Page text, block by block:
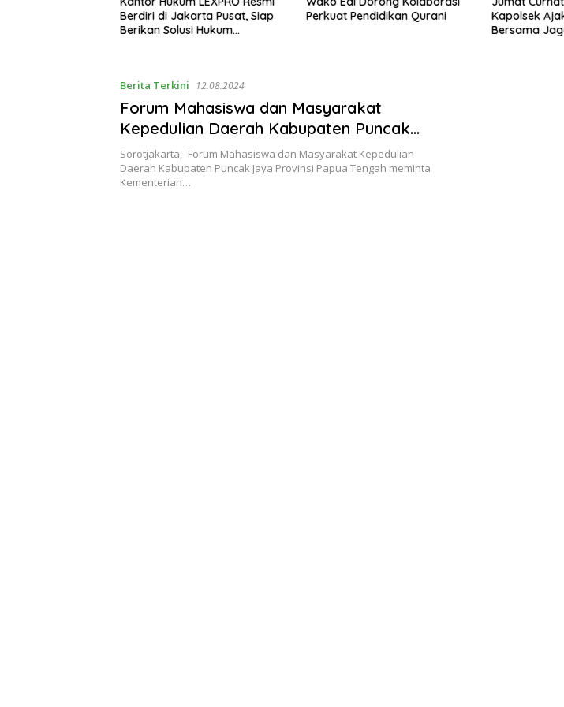
Berdiri di Jakarta Pusat, Siap
Berikan Solusi Hukum
Perkuat Pendidikan Qurani
Kapolsek
Bersama
Berita Terkini 12.08.2024
Forum Mahasiswa dan Masyarakat
Kepedulian Daerah Kabupaten Puncak
Jaya Minta PJ Bupati Segera Di Copot
Sorotjakarta,- Forum Mahasiswa dan Masyarakat Kepedulian
Daerah Kabupaten Puncak Jaya Provinsi Papua Tengah meminta
Kementerian…